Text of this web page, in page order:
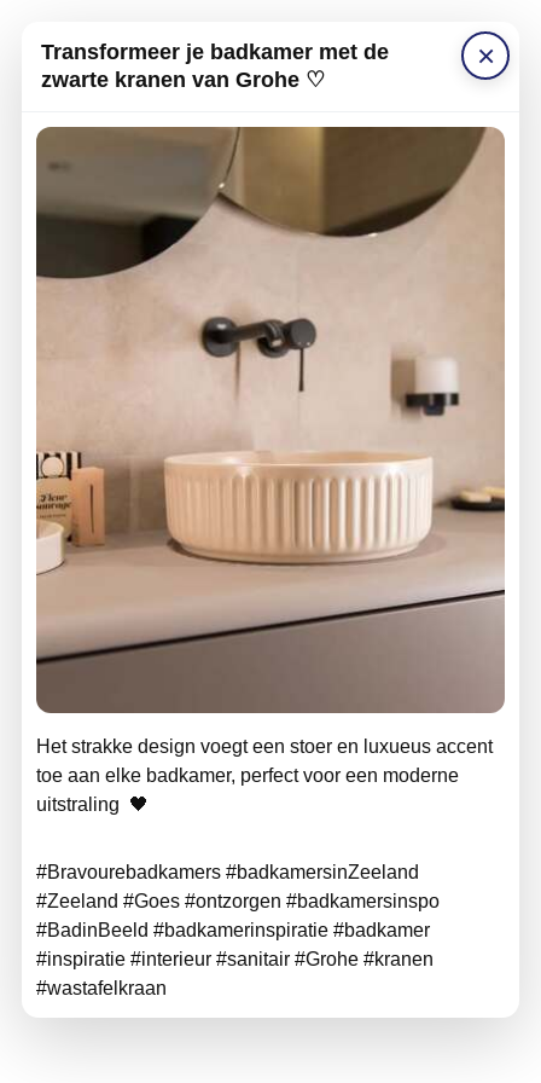
×
Transformeer je badkamer met de
zwarte kranen van Grohe ♡
Het strakke design voegt een stoer en luxueus accent
toe aan elke badkamer, perfect voor een moderne
uitstraling 🖤
#Bravourebadkamers #badkamersinZeeland
#Zeeland #Goes #ontzorgen #badkamersinspo
#BadinBeeld #badkamerinspiratie #badkamer
#inspiratie #interieur #sanitair #Grohe #kranen
#wastafelkraan